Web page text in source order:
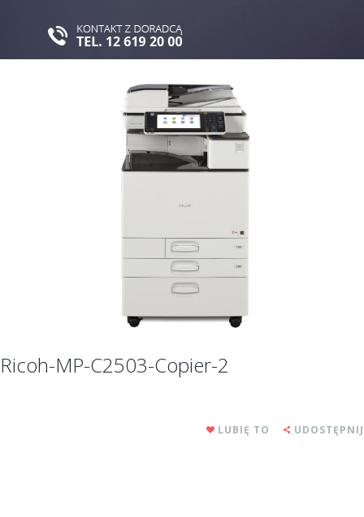
Ricoh-MP-C2503-Copier-2
LUBIĘ TO UDOSTĘPNIJ